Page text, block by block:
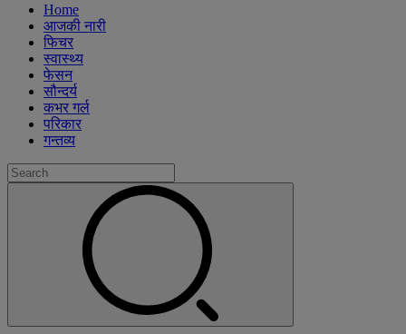
Home
आजकी नारी
फिचर
स्वास्थ्य
फेसन
सौन्दर्य
कभर गर्ल
परिकार
गन्तव्य